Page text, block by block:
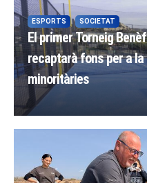
ESPORTS SOCIETAT
El primer Torneig
recaptarà fons per a
minoritàries